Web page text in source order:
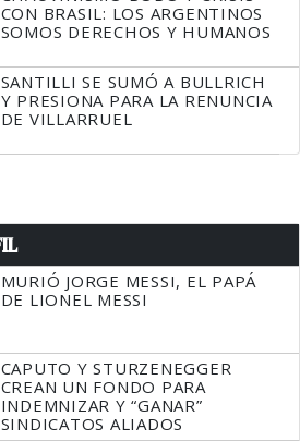
CON BRASIL: LOS ARGENTINOS
SOMOS DERECHOS Y HUMANOS
SANTILLI SE SUMÓ A BULLRICH
Y PRESIONA PARA LA RENUNCIA
DE VILLARRUEL
MURIÓ JORGE MESSI, EL PAPÁ
DE LIONEL MESSI
CAPUTO Y STURZENEGGER
CREAN UN FONDO PARA
INDEMNIZAR Y “GANAR”
SINDICATOS ALIADOS